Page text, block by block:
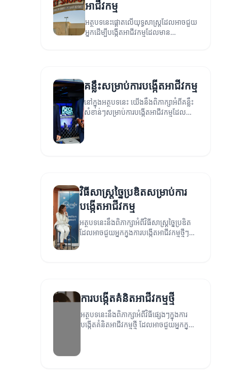
អាជីវកម្ម
អត្ថបទនេះផ្តោតលើយុទ្ធសាស្ត្រដែលអាចជួយ
អ្នកដើម្បីបង្កើតអាជីវកម្មដែលមាន
គន្លឹះសម្រាប់ការបង្កើតអាជីវកម្ម
នៅក្នុងអត្ថបទនេះ យើងនឹងពិភាក្សាអំពីគន្លឹះ
សំខាន់ៗសម្រាប់ការបង្កើតអាជីវកម្មដែល
ជោគជ័យ។
វិធីសាស្ត្រច្នៃប្រឌិតសម្រាប់ការ
បង្កើតអាជីវកម្ម
អត្ថបទនេះនឹងពិភាក្សាអំពីវិធីសាស្ត្រច្នៃប្រឌិត
ដែលអាចជួយអ្នកក្នុងការបង្កើតអាជីវកម្មថ្មីៗ
ការបង្កើតគំនិតអាជីវកម្មថ្មី
អត្ថបទនេះនឹងពិភាក្សាអំពីវិធីផ្សេងៗក្នុងការ
បង្កើតគំនិតអាជីវកម្មថ្មី ដែលអាចជួយអ្នកក្នុង